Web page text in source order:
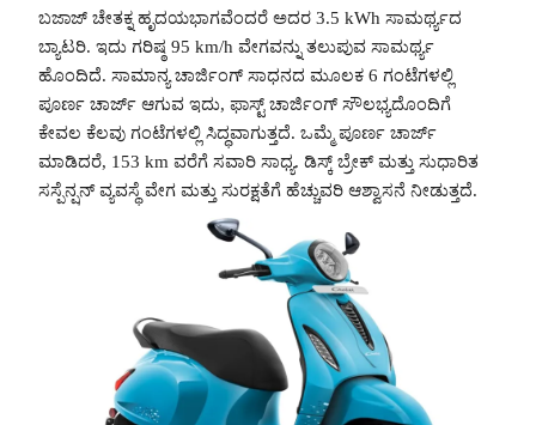
ಬಜಾಜ್ ಚೇತಕ್ನ ಹೃದಯಭಾಗವೆಂದರೆ ಅದರ 3.5 kWh ಸಾಮರ್ಥ್ಯದ
ಬ್ಯಾಟರಿ. ಇದು ಗರಿಷ್ಠ 95 km/h ವೇಗವನ್ನು ತಲುಪುವ ಸಾಮರ್ಥ್ಯ
ಹೊಂದಿದೆ. ಸಾಮಾನ್ಯ ಚಾರ್ಜಿಂಗ್ ಸಾಧನದ ಮೂಲಕ 6 ಗಂಟೆಗಳಲ್ಲಿ
ಪೂರ್ಣ ಚಾರ್ಜ್ ಆಗುವ ಇದು, ಫಾಸ್ಟ್ ಚಾರ್ಜಿಂಗ್ ಸೌಲಭ್ಯದೊಂದಿಗೆ
ಕೇವಲ ಕೆಲವು ಗಂಟೆಗಳಲ್ಲಿ ಸಿದ್ಧವಾಗುತ್ತದೆ. ಒಮ್ಮೆ ಪೂರ್ಣ ಚಾರ್ಜ್
ಮಾಡಿದರೆ, 153 km ವರೆಗೆ ಸವಾರಿ ಸಾಧ್ಯ. ಡಿಸ್ಕ್ ಬ್ರೇಕ್ ಮತ್ತು ಸುಧಾರಿತ
ಸಸ್ಪೆನ್ಷನ್ ವ್ಯವಸ್ಥೆ ವೇಗ ಮತ್ತು ಸುರಕ್ಷತೆಗೆ ಹೆಚ್ಚುವರಿ ಆಶ್ವಾಸನೆ ನೀಡುತ್ತದೆ.